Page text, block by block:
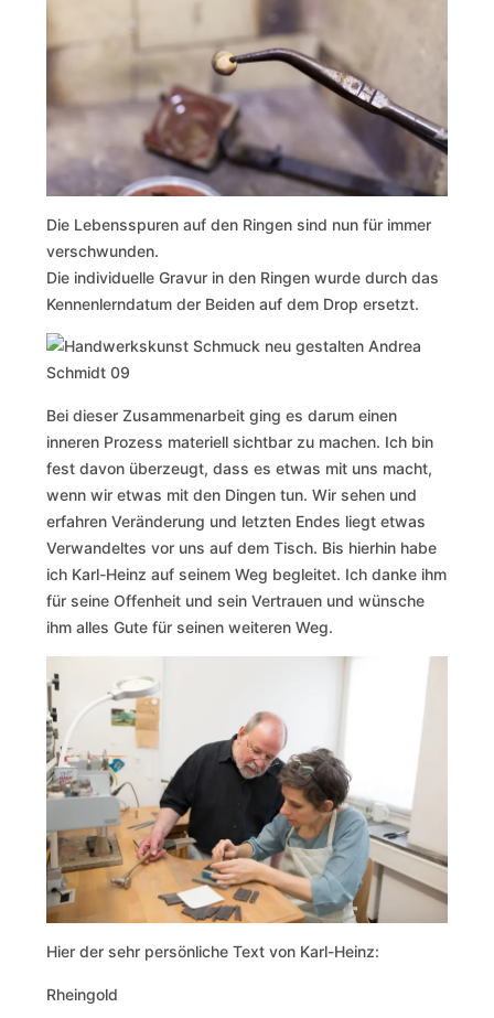
Die Lebensspuren auf den Ringen sind nun für immer
verschwunden.
Die individuelle Gravur in den Ringen wurde durch das
Kennenlerndatum der Beiden auf dem Drop ersetzt.
Bei dieser Zusammenarbeit ging es darum einen
inneren Prozess materiell sichtbar zu machen. Ich bin
fest davon überzeugt, dass es etwas mit uns macht,
wenn wir etwas mit den Dingen tun. Wir sehen und
erfahren Veränderung und letzten Endes liegt etwas
Verwandeltes vor uns auf dem Tisch. Bis hierhin habe
ich Karl-Heinz auf seinem Weg begleitet. Ich danke ihm
für seine Offenheit und sein Vertrauen und wünsche
ihm alles Gute für seinen weiteren Weg.
Hier der sehr persönliche Text von Karl-Heinz:
Rheingold